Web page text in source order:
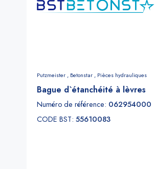
Putzmeister , Betonstar , Pièces hydrauliques
Bague d`étanchéité à lèvres
Numéro de référence: 062954000
CODE BST: 55610083